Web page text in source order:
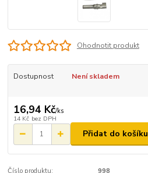
Ohodnotit produkt
Dostupnost Není skladem
16,94 Kč/ks
14 Kč bez DPH
Přidat do košíku
Číslo produktu: 998